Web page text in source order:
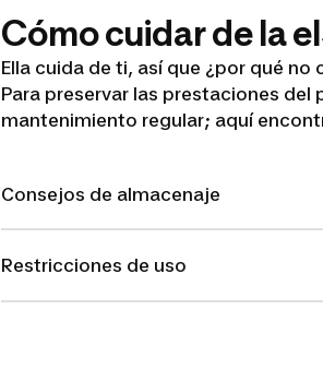
Cómo cuidar de la
Ella cuida de ti, así que ¿por qué no
Para preservar las prestaciones
mantenimiento regular; aquí
Consejos de almacenaje
Restricciones de uso